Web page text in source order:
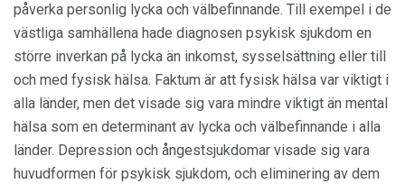
påverka personlig lycka och välbefinnande. Till exempel i de
västliga samhällena hade diagnosen psykisk sjukdom en
större inverkan på lycka än inkomst, sysselsättning eller till
och med fysisk hälsa. Faktum är att fysisk hälsa var viktigt i
alla länder, men det visade sig vara mindre viktigt än mental
hälsa som en determinant av lycka och välbefinnande i alla
länder. Depression och ångestsjukdomar visade sig vara
huvudformen för psykisk sjukdom, och eliminering av dem